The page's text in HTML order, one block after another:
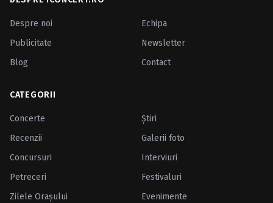
Despre noi
Echipa
Publicitate
Newsletter
Blog
Contact
CATEGORII
Concerte
Ştiri
Recenzii
Galerii foto
Concursuri
Interviuri
Petreceri
Festivaluri
Zilele Oraşului
Evenimente